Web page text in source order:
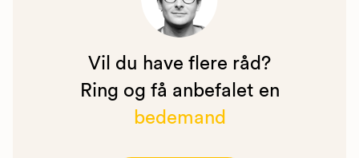
Vil du have flere råd?
Ring og få anbefalet en
bedemand